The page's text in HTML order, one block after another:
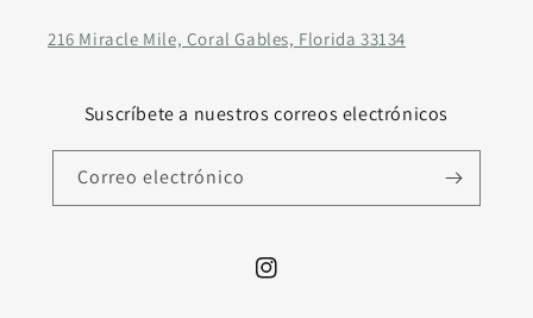
216 Miracle Mile, Coral Gables, Florida 33134
Suscríbete a nuestros correos electrónicos
Correo electrónico
Instagram